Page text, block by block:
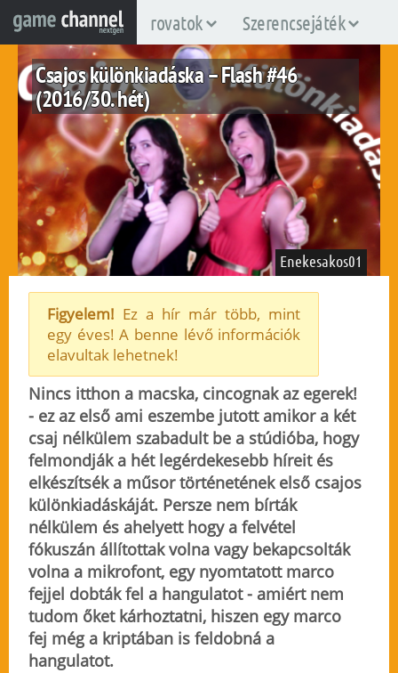
rovatok Szerencsejáték
Csajos különkiadáska – Flash #46
(2016/30. hét)
fuggetlen
Enekesakos01
Figyelem! Ez a hír már több, mint
egy éves! A benne lévő információk
elavultak lehetnek!
Nincs itthon a macska, cincognak az egerek!
- ez az első ami eszembe jutott amikor a két
csaj nélkülem szabadult be a stúdióba, hogy
felmondják a hét legérdekesebb híreit és
elkészítsék a műsor történetének első csajos
különkiadáskáját. Persze nem bírták
nélkülem és ahelyett hogy a felvétel
fókuszán állítottak volna vagy bekapcsolták
volna a mikrofont, egy nyomtatott marco
fejjel dobták fel a hangulatot - amiért nem
tudom őket kárhoztatni, hiszen egy marco
fej még a kriptában is feldobná a
hangulatot.